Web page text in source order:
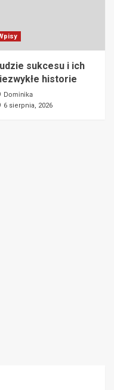
sukcesu i ich
historie
Dominika
6 sierpnia, 2026